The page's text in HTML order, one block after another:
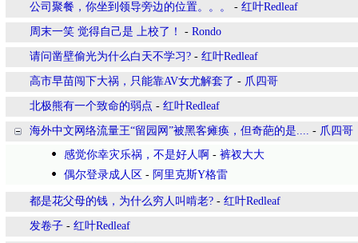
公司聚餐，你坐到领导旁边的位置。。。 - 红叶Redleaf
周末一笑 觉得自己是 上校了！ - Rondo
请问凿壁偷光为什么白天不学习? - 红叶Redleaf
高市早苗闯下大祸，只能靠AV女尤解套了 - 爪四哥
北极熊有一个致命的弱点 - 红叶Redleaf
海外中文网络流量王“留园网”被黑客瘫痪，但奇葩的是.... - 爪四哥
感觉你幸灾乐祸，不是好人啊 - 裤衩大大
偶尔登录成人区 - 阿里克斯Y格雷
都是花父母的钱，为什么穷人叫啃老? - 红叶Redleaf
发卷子 - 红叶Redleaf